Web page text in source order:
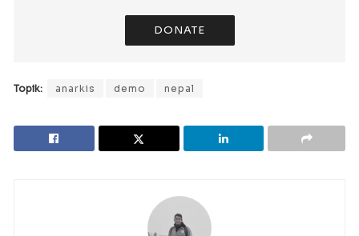
DONATE
Topik: anarkis demo nepal